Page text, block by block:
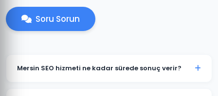
Soru Sorun
Mersin SEO hizmeti ne kadar sürede sonuç verir?